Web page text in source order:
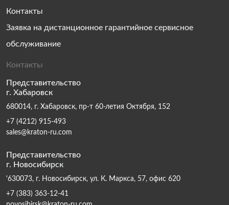
Контакты
Заявка на дистанционное гарантийное сервисное
обслуживание
Контакты
Представительство
г. Хабаровск
680014, г. Хабаровск, пр-т 60-летия Октября, 152
+7 (4212) 915-493
sales@kraton-ru.com
Представительство
г. Новосибирск
'630073, г. Новосибирск, ул. К. Маркса, 57, офис 620
+7 (383) 363-12-41